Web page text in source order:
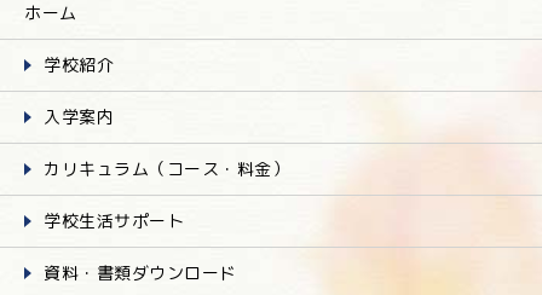
ホーム
学校紹介
入学案内
カリキュラム（コース・料金）
学校生活サポート
資料・書類ダウンロード